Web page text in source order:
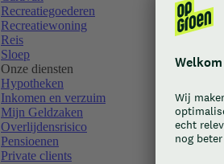
Recreatiegoederen
Recreatiewoning
Reis
Sloep
Onze diensten
Hypotheken
Inkomen en verzuim
Mijn Geldzaken
Overlijdensrisico
Pensioenen
Private clients